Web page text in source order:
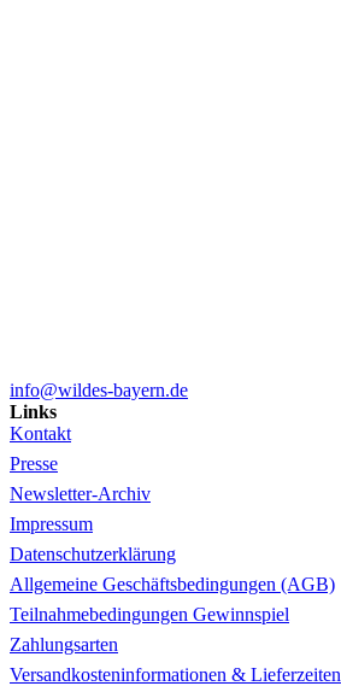
info@wildes-bayern.de
Links
Kontakt
Presse
Newsletter-Archiv
Impressum
Datenschutzerklärung
Allgemeine Geschäftsbedingungen (AGB)
Teilnahmebedingungen Gewinnspiel
Zahlungsarten
Versandkosteninformationen & Lieferzeiten